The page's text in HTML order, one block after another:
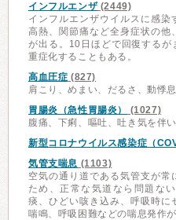
インフルエンザ(2449)
インフルエンザウイルスに感染
高熱、関節痛など全身症状の他
が出る。10日ほどで回復するが
重症化することもある。
高血圧症 (827)
肩こり、めまい、だるさ、動悸
胃腸炎（急性胃腸炎）
(1027)
腹痛、下痢、嘔吐、吐き気を伴
新型コロナウイルス感染症（
気管支喘息 (1103)
空気の通り道である気管支が常
ため、正常な気道なら問題な
痰、ひどい咳き込み、呼吸時に
喘鳴、呼吸困難などの喘息発作